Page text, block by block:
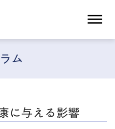
ム
に与える影響
dehaze